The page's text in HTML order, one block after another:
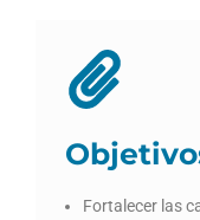
Fortalecer las